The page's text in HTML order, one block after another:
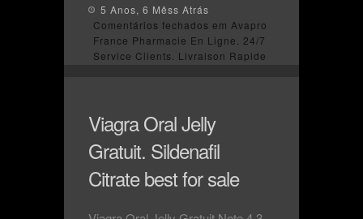
5 Anos, 6 Mêss Atrás
Comentários fechados em Avapro
France Pharmacie En Ligne. 24/7
Service Clients. Livraison Rapide
Viagra Oral Jelly
Gratuit. Sildenafil
Citrate best for sale